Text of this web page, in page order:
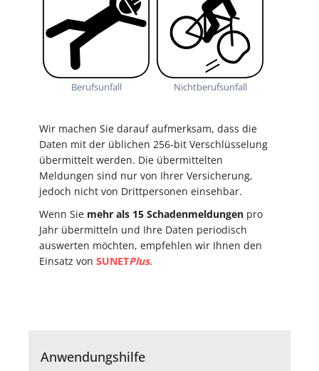
Berufsunfall Nichtberufsunfall
Wir machen Sie darauf aufmerksam, dass die
Daten mit der üblichen 256-bit Verschlüsselung
übermittelt werden. Die übermittelten
Meldungen sind nur von Ihrer Versicherung,
jedoch nicht von Drittpersonen einsehbar.
Wenn Sie mehr als 15 Schadenmeldungen pro
Jahr übermitteln und Ihre Daten periodisch
auswerten möchten, empfehlen wir Ihnen den
Einsatz von SUNETPlus.
Anwendungshilfe